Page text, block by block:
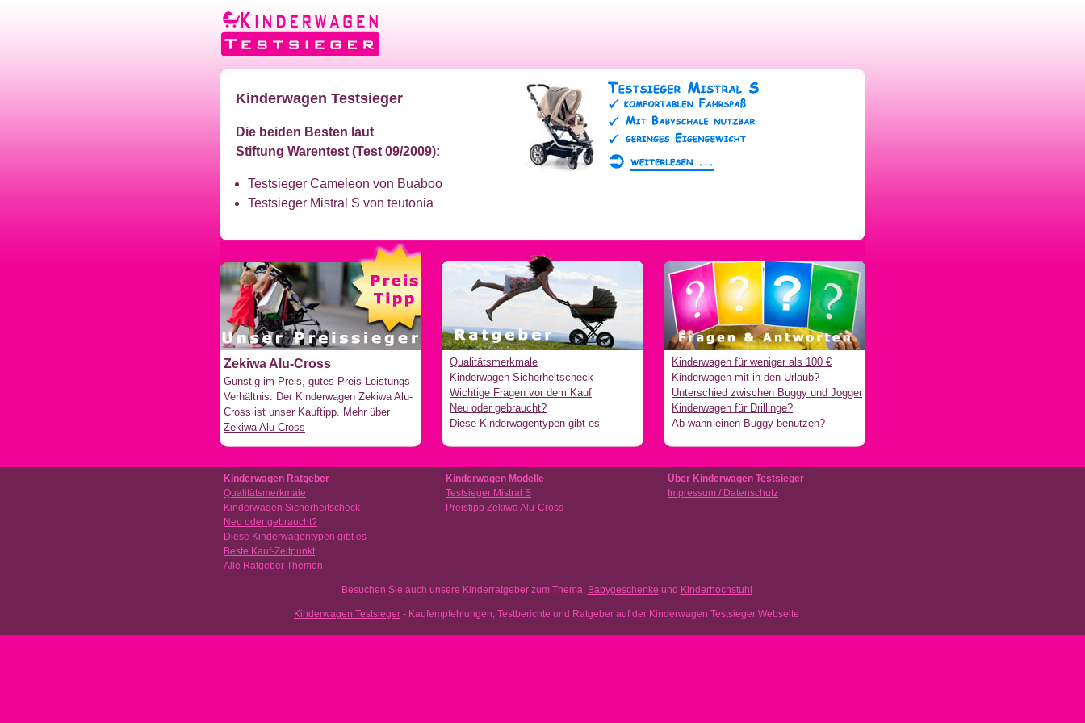
Kinderwagen Testsieger
Die beiden Besten laut
Stiftung Warentest (Test 09/2009):
Testsieger Cameleon von Buaboo
Testsieger Mistral S von teutonia
Zekiwa Alu-Cross
Günstig im Preis, gutes Preis-Leistungs-
Verhältnis. Der Kinderwagen Zekiwa Alu-
Cross ist unser Kauftipp. Mehr über
Zekiwa Alu-Cross
Qualitätsmerkmale
Kinderwagen Sicherheitscheck
Wichtige Fragen vor dem Kauf
Neu oder gebraucht?
Diese Kinderwagentypen gibt es
Kinderwagen für weniger als 100 €
Kinderwagen mit in den Urlaub?
Unterschied zwischen Buggy und Jogger
Kinderwagen für Drillinge?
Ab wann einen Buggy benutzen?
Kinderwagen Ratgeber
Qualitätsmerkmale
Kinderwagen Sicherheitscheck
Neu oder gebraucht?
Diese Kinderwagentypen gibt es
Beste Kauf-Zeitpunkt
Alle Ratgeber Themen
Kinderwagen Modelle
Testsieger Mistral S
Preistipp Zekiwa Alu-Cross
Über Kinderwagen Testsieger
Impressum / Datenschutz
Besuchen Sie auch unsere Kinderratgeber zum Thema: Babygeschenke und Kinderhochstuhl
Kinderwagen Testsieger - Kaufempfehlungen, Testberichte und Ratgeber auf der Kinderwagen Testsieger Webseite